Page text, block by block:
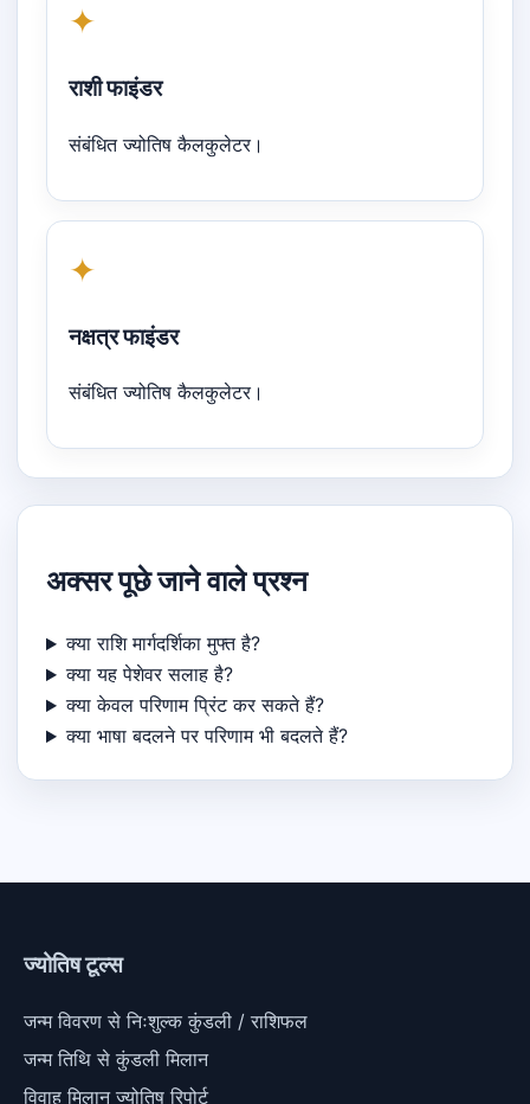
✦
राशी फाइंडर
संबंधित ज्योतिष कैलकुलेटर।
✦
नक्षत्र फाइंडर
संबंधित ज्योतिष कैलकुलेटर।
अक्सर पूछे जाने वाले प्रश्न
क्या राशि मार्गदर्शिका मुफ्त है?
क्या यह पेशेवर सलाह है?
क्या केवल परिणाम प्रिंट कर सकते हैं?
क्या भाषा बदलने पर परिणाम भी बदलते हैं?
ज्योतिष टूल्स
जन्म विवरण से निःशुल्क कुंडली / राशिफल
जन्म तिथि से कुंडली मिलान
विवाह मिलान ज्योतिष रिपोर्ट